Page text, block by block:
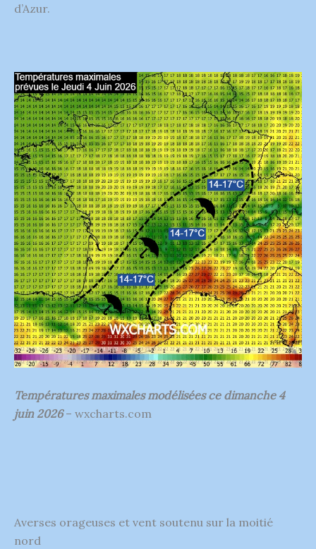
d’Azur.
Températures maximales modélisées ce dimanche 4
juin 2026– wxcharts.com
Averses orageuses et vent soutenu sur la moitié
nord